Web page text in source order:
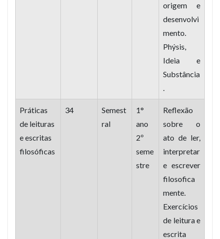
origem e
desenvolvi
mento.
Phýsis,
Ideia e
Substância
.
Práticas
de leituras
e escritas
filosóficas
34
Semest
ral
1°
ano
2º
seme
stre
Reflexão
sobre o
ato de ler,
interpretar
e escrever
filosofica
mente.
Exercícios
de leitura e
escrita